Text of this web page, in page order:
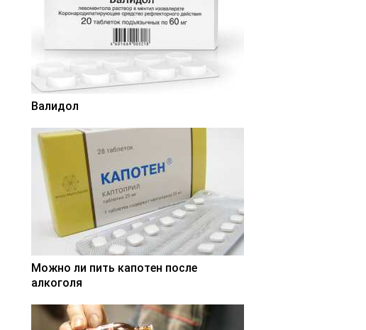
Валидол
Можно ли пить капотен после
алкоголя